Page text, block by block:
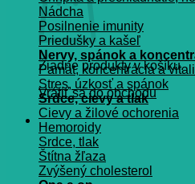
Žiadne produkty v košíku.
Vrátiť sa do obchodu
Nádcha
Posilnenie imunity
Priedušky a kašeľ
Nervy, spánok a
Pamät, koncentrácia a
Stres, úzkosť a spánok
Srdce, cievy a tlak
Cievy a žilové ochorenia
Hemoroidy
Srdce, tlak
Štítna žľaza
Zvýšený cholesterol